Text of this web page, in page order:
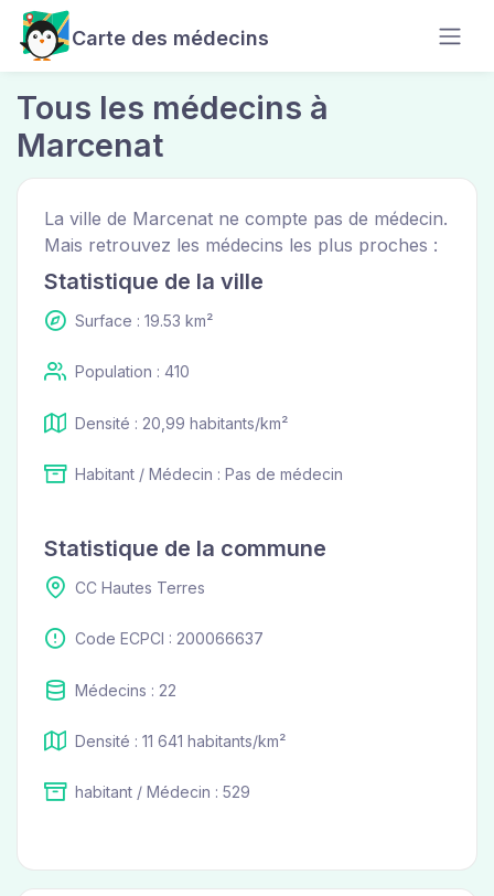
Carte des médecins
Tous les médecins à
Marcenat
La ville de Marcenat ne compte pas de médecin.
Mais retrouvez les médecins les plus proches :
Statistique de la ville
Surface : 19.53 km²
Population : 410
Densité : 20,99 habitants/km²
Habitant / Médecin : Pas de médecin
Statistique de la commune
CC Hautes Terres
Code ECPCI : 200066637
Médecins : 22
Densité : 11 641 habitants/km²
habitant / Médecin : 529